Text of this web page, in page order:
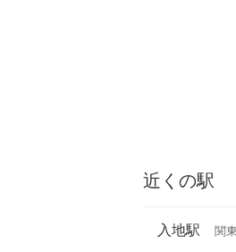
近くの駅
入地駅 関